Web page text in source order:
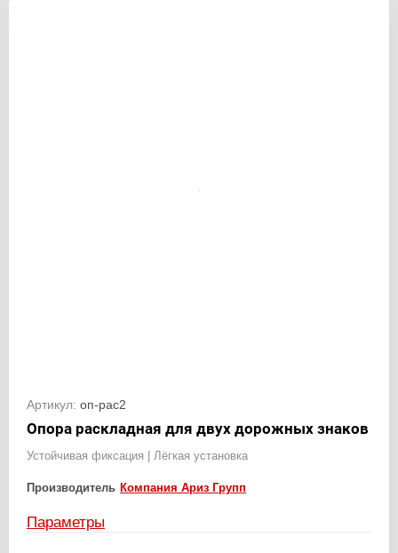
Артикул: оп-рас2
Опора раскладная для двух дорожных знаков
Устойчивая фиксация | Лёгкая установка
Производитель Компания Ариз Групп
Параметры